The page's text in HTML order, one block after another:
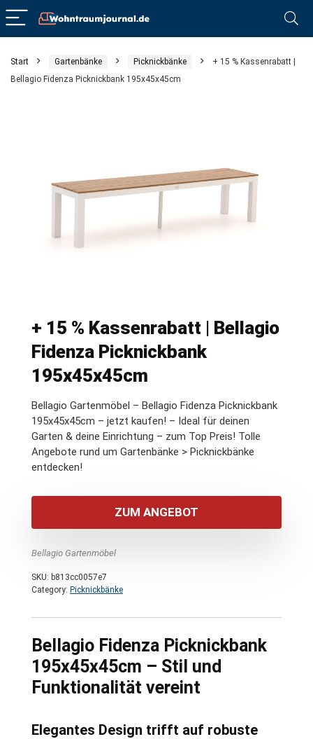
Start Gartenbänke Picknickbänke
+ 15 % Kassenrabatt |
Bellagio Fidenza Picknickbank 195x45x45cm
+ 15 % Kassenrabatt | Bellagio
Fidenza Picknickbank
195x45x45cm
Bellagio Gartenmöbel – Bellagio Fidenza Picknickbank
195x45x45cm – jetzt kaufen! – Ideal für deinen
Garten & deine Einrichtung – zum Top Preis! Tolle
Angebote rund um Gartenbänke > Picknickbänke
entdecken!
ZUM ANGEBOT
Bellagio Gartenmöbel
SKU: b813cc0057e7
Category: Picknickbänke
Bellagio Fidenza Picknickbank
195x45x45cm – Stil und
Funktionalität vereint
Elegantes Design trifft auf robuste